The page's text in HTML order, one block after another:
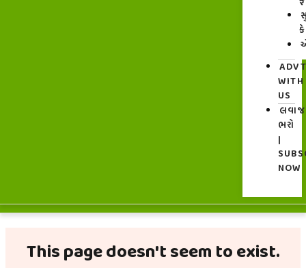
WITH
US
ભરો
|
NOW
This page doesn't seem to exist.